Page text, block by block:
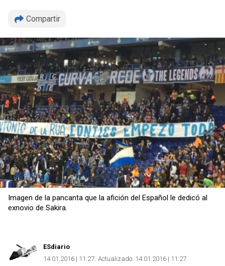
Compartir
Copiar
Imagen de la pancanta que la afición del Español le dedicó al
exnovio de Sakira.
ESdiario
14.01.2016 | 11:27 Actualizado: 14.01.2016 | 11:27